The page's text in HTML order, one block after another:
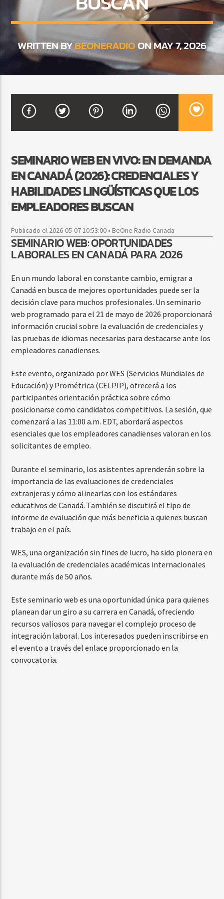
CURRENT SHOW
BACHATA PARA EL CAMINO
7:00 PM
WRITTEN BYBEONERADIOON MAY 7, 2026
SEMINARIO WEB EN VIVO: EN DEMANDA
EN CANADÁ (2026): CREDENCIALES Y
HABILIDADES LINGÜÍSTICAS QUE LOS
EMPLEADORES BUSCAN
Publicado el 2026-05-07 10:53:00 • BeOne Radio Canada
SEMINARIO WEB: OPORTUNIDADES
LABORALES EN CANADÁ PARA 2026
En un mundo laboral en constante cambio, emigrar a
Canadá en busca de mejores oportunidades puede ser la
decisión clave para muchos profesionales. Un seminario
web programado para el 21 de mayo de 2026 proporcionará
información crucial sobre la evaluación de credenciales y
las pruebas de idiomas necesarias para destacarse ante los
empleadores canadienses.
Este evento, organizado por WES (Servicios Mundiales de
Educación) y Prométrica (CELPIP), ofrecerá a los
participantes orientación práctica sobre cómo
posicionarse como candidatos competitivos. La sesión, que
comenzará a las 11:00 a.m. EDT, abordará aspectos
esenciales que los empleadores canadienses valoran en los
solicitantes de empleo.
Durante el seminario, los asistentes aprenderán sobre la
importancia de las evaluaciones de credenciales
extranjeras y cómo alinearlas con los estándares
educativos de Canadá. También se discutirá el tipo de
informe de evaluación que más beneficia a quienes buscan
trabajo en el país.
WES, una organización sin fines de lucro, ha sido pionera en
la evaluación de credenciales académicas internacionales
durante más de 50 años.
Este seminario web es una oportunidad única para quienes
planean dar un giro a su carrera en Canadá, ofreciendo
recursos valiosos para navegar el complejo proceso de
integración laboral. Los interesados pueden inscribirse en
el evento a través del enlace proporcionado en la
convocatoria.